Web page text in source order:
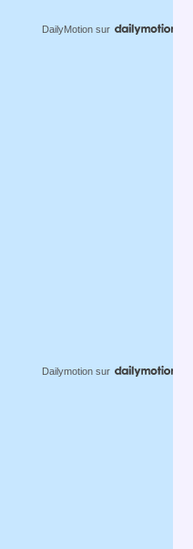
DailyMotion sur
Dailymotion sur